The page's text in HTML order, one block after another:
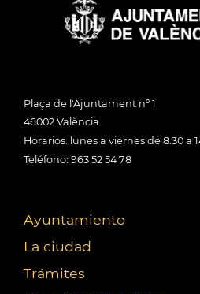
Plaça de l'Ajuntament nº 1
46002 València
Horarios: lunes a viernes de 8:30 a
Teléfono: 963 52 54 78
Ayuntamiento
La ciudad
Trámites